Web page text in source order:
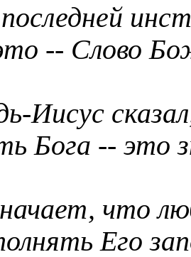
-- Слово
Иисус
Бога -- это
что
Его